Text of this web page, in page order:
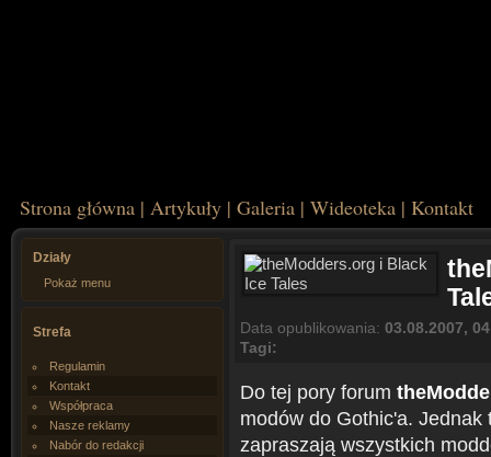
Strona główna | Artykuły | Galeria | Wideoteka | Kontakt
Działy
Pokaż menu
Strefa
Regulamin
Kontakt
Współpraca
Nasze reklamy
Nabór do redakcji
Data opublikowania: 03.08.2007,
Tagi:
Do tej pory forum
modów do Gothic'a.
zapraszają wszystkich